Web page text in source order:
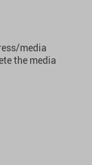
media
the media